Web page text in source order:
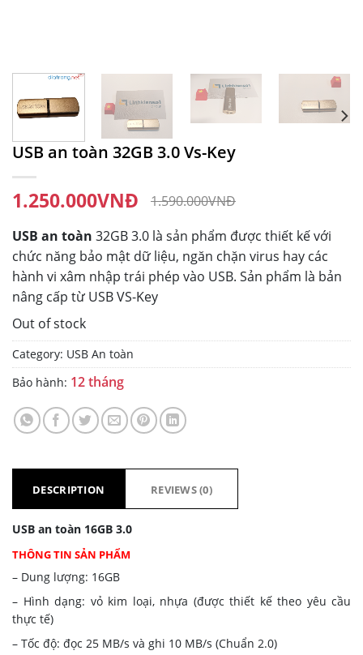
USB an toàn 32GB 3.0 Vs-Key
1.590.000VNĐ
1.250.000VNĐ
USB an toàn 32GB 3.0 là sản phẩm được thiết kế với
chức năng bảo mật dữ liệu, ngăn chặn virus hay các
hành vi xâm nhập trái phép vào USB. Sản phẩm là bản
nâng cấp từ USB VS-Key
Out of stock
Bảo hành: 12 tháng
Category: USB An toàn
DESCRIPTION REVIEWS (0)
USB an toàn 16GB 3.0
THÔNG TIN SẢN PHẨM
– Dung lượng: 16GB
– Hình dạng: vỏ kim loại, nhựa (được thiết kế theo yêu cầu
thực tế)
– Tốc độ: đọc 25 MB/s và ghi 10 MB/s (Chuẩn 2.0)